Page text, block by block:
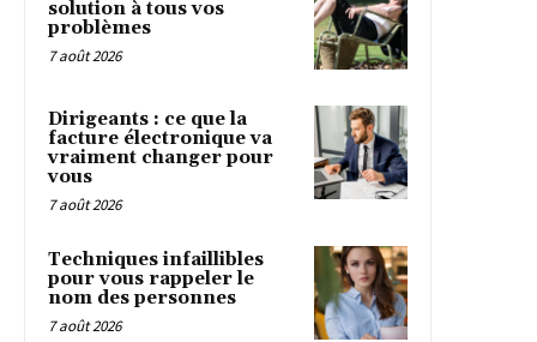
solution à tous vos
problèmes
7 août 2026
Dirigeants : ce que la
facture électronique va
vraiment changer pour
vous
7 août 2026
Techniques infaillibles
pour vous rappeler le
nom des personnes
7 août 2026